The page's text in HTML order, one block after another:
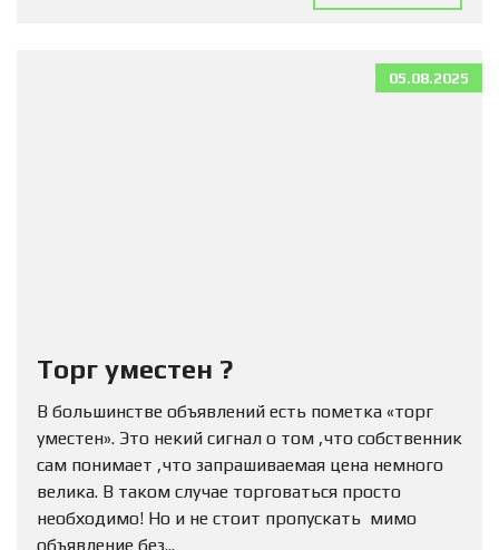
05.08.2025
Торг уместен ?
В большинстве объявлений есть пометка «торг
уместен». Это некий сигнал о том ,что собственник
сам понимает ,что запрашиваемая цена немного
велика. В таком случае торговаться просто
необходимо! Но и не стоит пропускать мимо
объявление без...